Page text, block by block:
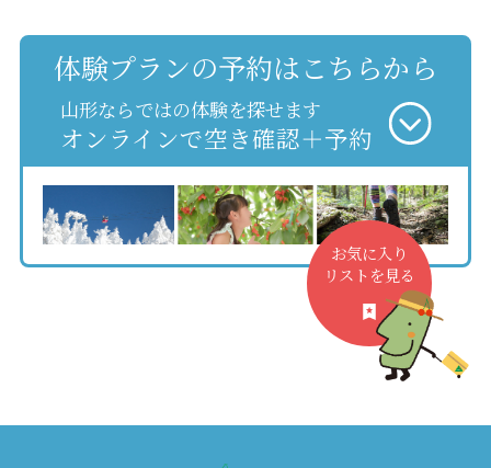
体験プランの予約はこちらから
山形ならではの体験を探せます
オンラインで空き確認＋予約
お気に入り
リストを見る